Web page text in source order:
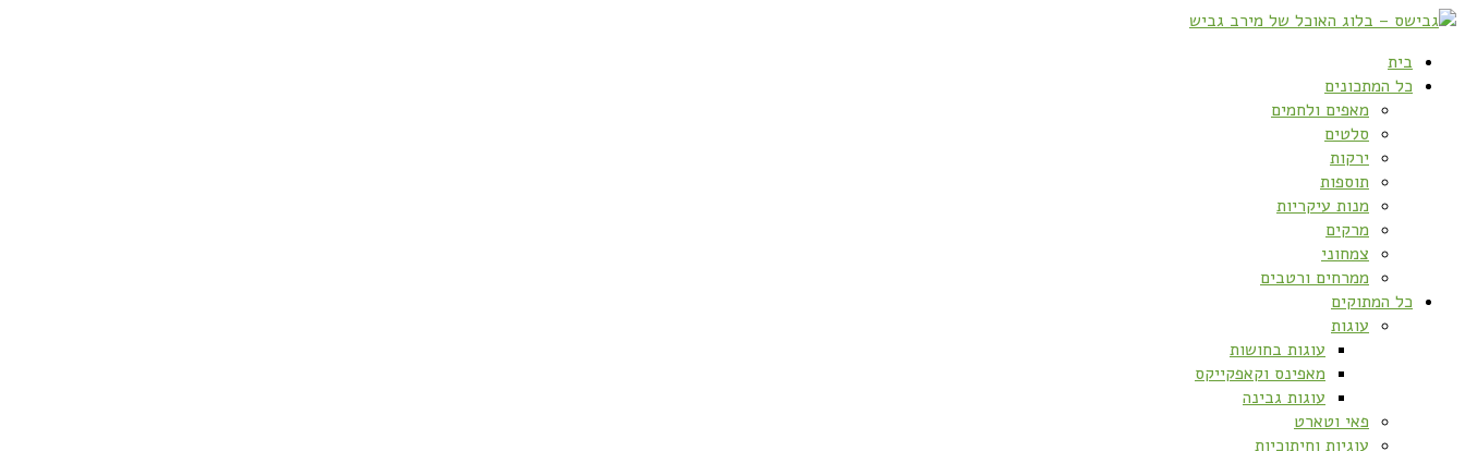
בית
כל המתכונים
מאפים ולחמים
סלטים
ירקות
תוספות
מנות עיקריות
מרקים
צמחוני
ממרחים ורטבים
כל המתוקים
עוגות
עוגות בחושות
מאפינס וקאפקייקס
עוגות גבינה
פאי וטארט
עוגיות וחיתוכיות